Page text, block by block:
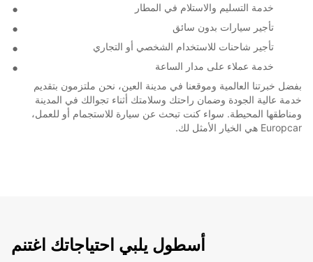
خدمة التسليم والاستلام في المطار
تأجير سيارات بدون سائق
تأجير شاحنات للاستخدام الشخصي أو التجاري
خدمة عملاء على مدار الساعة
بفضل خبرتنا العالمية وموقعنا في مدينة العين، نحن ملتزمون بتقديم
خدمة عالية الجودة وضمان راحتك وسلامتك أثناء تجوالك في المدينة
ومناطقها المحيطة. سواء كنت تبحث عن سيارة للاستجمام أو للعمل،
Europcar هي الخيار الأمثل لك.
أسطول يلبي احتياجاتك اغتنم